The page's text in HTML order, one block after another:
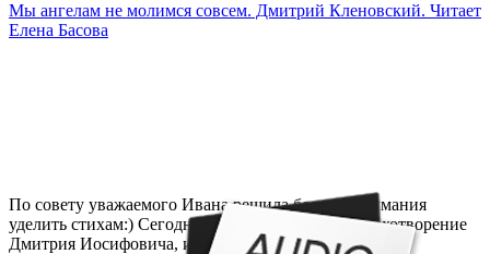
Мы ангелам не молимся совсем. Дмитрий Кленовский. Читает
Елена Басова
По совету уважаемого Ивана решила больше внимания
уделить стихам:) Сегодня меня очень тронуло стихотворение
Дмитрия Иосифовича, и я решила его записать.